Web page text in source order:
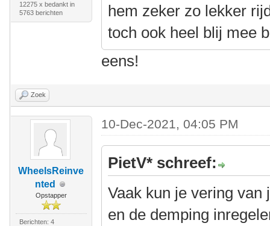
12275 x bedankt in
5763 berichten
hem zeker zo lekker
toch ook heel blij mee
eens!
Zoek
WheelsReinve
nted
Opstapper
Berichten: 4
10-Dec-2021, 04:05 PM
PietV* schreef:
Vaak kun je vering
en de demping